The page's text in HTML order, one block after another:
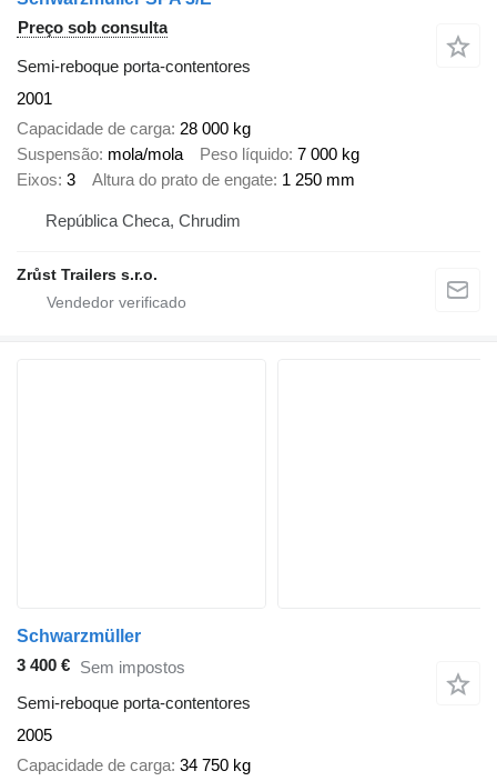
Preço sob consulta
Semi-reboque porta-contentores
2001
Capacidade de carga 28 000 kg
Suspensão mola/mola Peso líquido 7 000 kg
Eixos 3 Altura do prato de engate 1 250 mm
República Checa, Chrudim
Zrůst Trailers s.r.o.
Schwarzmüller
3 400 € Sem impostos
Semi-reboque porta-contentores
2005
Capacidade de carga 34 750 kg